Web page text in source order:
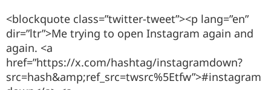
<blockquote class=”twitter-tweet”><p lang=”en”
dir=”ltr”>Me trying to open Instagram again and
again. <a
href=”https://x.com/hashtag/instagramdown?
src=hash&amp;ref_src=twsrc%5Etfw”>#instagram